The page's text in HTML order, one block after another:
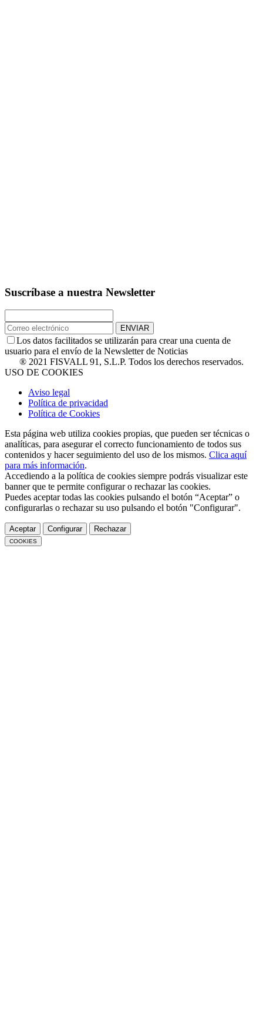
Suscríbase a nuestra Newsletter
ENVIAR
Los datos facilitados se utilizarán para crear una cuenta de
usuario para el envío de la Newsletter de Noticias
® 2021 FISVALL 91, S.L.P. Todos los derechos reservados.
USO DE COOKIES
Aviso legal
Política de privacidad
Política de Cookies
Esta página web utiliza cookies propias, que pueden ser técnicas o
analíticas, para asegurar el correcto funcionamiento de todos sus
contenidos y hacer seguimiento del uso de los mismos. Clica aquí
para más información.
Accediendo a la política de cookies siempre podrás visualizar este
banner que te permite configurar o rechazar las cookies.
Puedes aceptar todas las cookies pulsando el botón “Aceptar” o
configurarlas o rechazar su uso pulsando el botón "Configurar".
Aceptar Configurar Rechazar
COOKIES